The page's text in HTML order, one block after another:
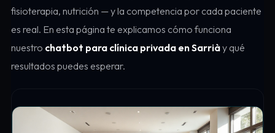
fisioterapia, nutrición — y la competencia por cada paciente
es real. En esta página te explicamos cómo funciona
nuestro chatbot para clínica privada en Sarriày qué
resultados puedes esperar.